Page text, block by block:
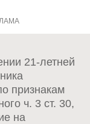
21-летней
признакам
ч. 3 ст. 30,
на